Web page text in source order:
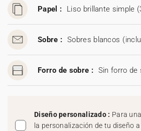
Papel : Liso brillante simple
Sobre : Sobres blancos
Forro de sobre : Sin forro de
Diseño personalizado : Para
la personalización de tu diseño